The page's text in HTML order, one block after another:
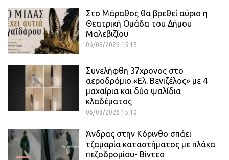
Στο Μάραθος θα βρεθεί αύριο η
Θεατρική Ομάδα του Δήμου
Μαλεβιζίου
06/08/2026 15:15
Συνελήφθη 37χρονος στο
αεροδρόμιο «Ελ. Βενιζέλος» με 4
μαχαίρια και δύο ψαλίδια
κλαδέματος
06/08/2026 15:10
Άνδρας στην Κόρινθο σπάει
τζαμαρία καταστήματος με πλάκα
πεζοδρομίου- Βίντεο